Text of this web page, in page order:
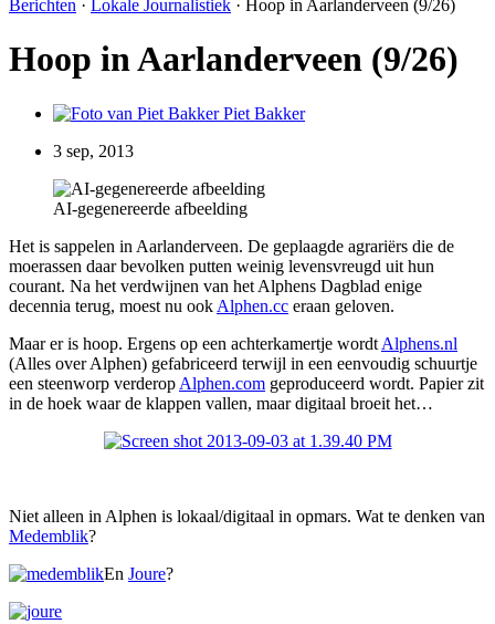
Berichten · Lokale Journalistiek · Hoop in Aarlanderveen (9/26)
Hoop in Aarlanderveen (9/26)
Piet Bakker
3 sep, 2013
AI-gegenereerde afbeelding
Het is sappelen in Aarlanderveen. De geplaagde agrariërs die de
moerassen daar bevolken putten weinig levensvreugd uit hun
courant. Na het verdwijnen van het Alphens Dagblad enige
decennia terug, moest nu ook Alphen.cc eraan geloven.
Maar er is hoop. Ergens op een achterkamertje wordt Alphens.nl
(Alles over Alphen) gefabriceerd terwijl in een eenvoudig schuurtje
een steenworp verderop Alphen.com geproduceerd wordt. Papier zit
in de hoek waar de klappen vallen, maar digitaal broeit het…
Niet alleen in Alphen is lokaal/digitaal in opmars. Wat te denken van
Medemblik?
En Joure?